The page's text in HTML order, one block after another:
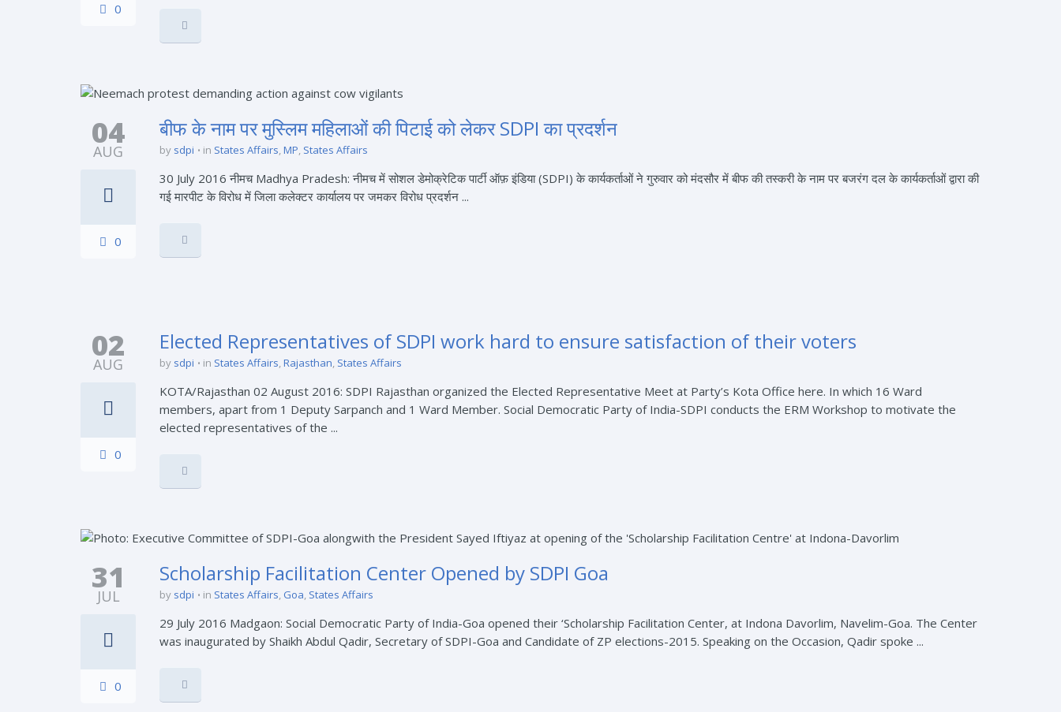
0
04
AUG
0
बीफ के नाम पर मुस्लिम महिलाओं की पिटाई को लेकर SDPI का प्रदर्शन
by sdpi in States Affairs,MP, States Affairs
30 July 2016 नीमच Madhya Pradesh: नीमच में सोशल डेमोक्रेटिक पार्टी ऑफ़ इंडिया (SDPI) के कार्यकर्ताओं ने गुरुवार को मंदसौर में बीफ की तस्करी के नाम पर बजरंग दल के कार्यकर्ताओं द्वारा की
गई मारपीट के विरोध में जिला कलेक्टर कार्यालय पर जमकर विरोध प्रदर्शन ...
02
AUG
0
Elected Representatives of SDPI work hard to ensure satisfaction of their voters
by sdpi in States Affairs,Rajasthan, States Affairs
KOTA/Rajasthan 02 August 2016: SDPI Rajasthan organized the Elected Representative Meet at Party’s Kota Office here. In which 16 Ward
members, apart from 1 Deputy Sarpanch and 1 Ward Member. Social Democratic Party of India-SDPI conducts the ERM Workshop to motivate the
elected representatives of the ...
31
JUL
0
Scholarship Facilitation Center Opened by SDPI Goa
by sdpi in States Affairs, Goa, States Affairs
29 July 2016 Madgaon: Social Democratic Party of India-Goa opened their ‘Scholarship Facilitation Center, at Indona Davorlim, Navelim-Goa. The Center
was inaugurated by Shaikh Abdul Qadir, Secretary of SDPI-Goa and Candidate of ZP elections-2015. Speaking on the Occasion, Qadir spoke ...